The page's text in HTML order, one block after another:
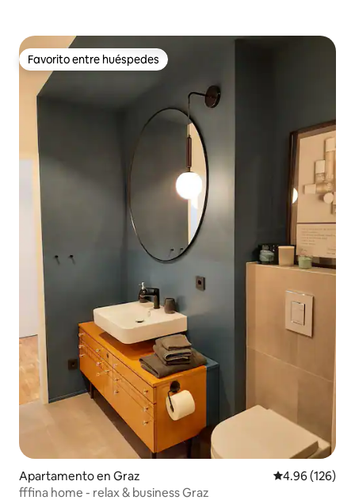
Favorito entre huéspedes
Favorito entre huéspedes
Apartamento en Graz Calificación
4.96 (126)
fffina home - relax & business Graz